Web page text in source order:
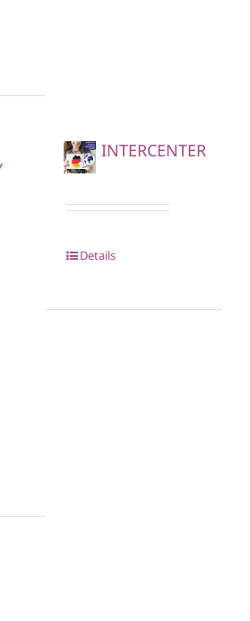
INTERCENTER
Details